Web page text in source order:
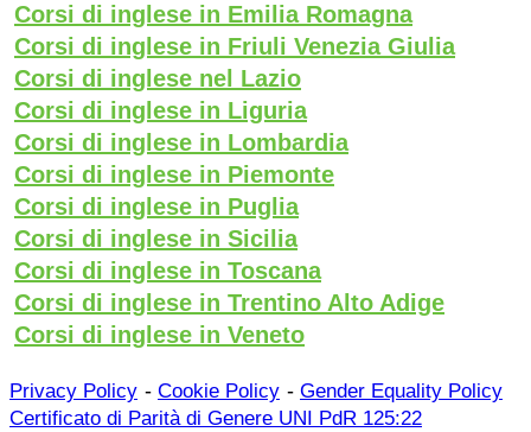
Corsi di inglese in Emilia Romagna
Corsi di inglese in Friuli Venezia Giulia
Corsi di inglese nel Lazio
Corsi di inglese in Liguria
Corsi di inglese in Lombardia
Corsi di inglese in Piemonte
Corsi di inglese in Puglia
Corsi di inglese in Sicilia
Corsi di inglese in Toscana
Corsi di inglese in Trentino Alto Adige
Corsi di inglese in Veneto
Privacy Policy - Cookie Policy - Gender Equality Policy
Certificato di Parità di Genere UNI PdR 125:22